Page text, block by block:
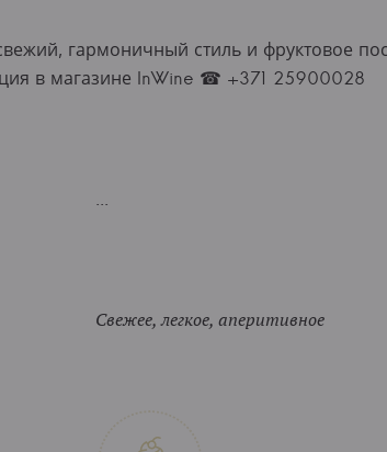
гармоничный стиль и фруктовое
в магазине InWine ☎ +371 25900028
...
Свежее, легкое, аперитивное